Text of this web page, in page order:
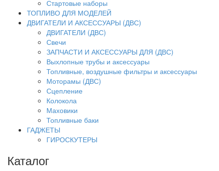
Стартовые наборы
ТОПЛИВО ДЛЯ МОДЕЛЕЙ
ДВИГАТЕЛИ И АКСЕССУАРЫ (ДВС)
ДВИГАТЕЛИ (ДВС)
Свечи
ЗАПЧАСТИ И АКСЕССУАРЫ ДЛЯ (ДВС)
Выхлопные трубы и аксессуары
Топливные, воздушные фильтры и аксессуары
Моторамы (ДВС)
Сцепление
Колокола
Маховики
Топливные баки
ГАДЖЕТЫ
ГИРОСКУТЕРЫ
Каталог